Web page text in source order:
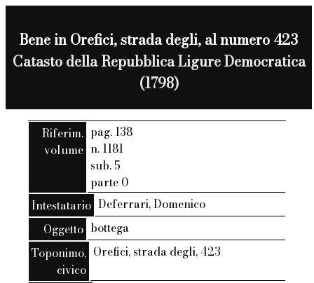
Bene in Orefici, strada degli, al numero 423
Catasto della Repubblica Ligure Democratica
(1798)
Riferim.
volume
pag. 138
n. 1181
sub. 5
parte 0
Intestatario Deferrari, Domenico
Oggetto bottega
Toponimo,
civico
Orefici, strada degli, 423